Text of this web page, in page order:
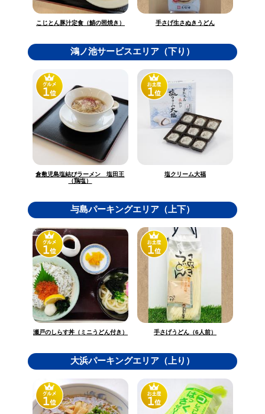
こじとん豚汁定食（鯖の照焼き） 手さげ生さぬきうどん
鴻ノ池サービスエリア（下り）
倉敷児島塩結びラーメン 塩田王
（鶏塩）
塩クリーム大福
与島パーキングエリア（上下）
瀬戸のしらす丼（ミニうどん付き） 手さげうどん（6人前）
大浜パーキングエリア（上り）